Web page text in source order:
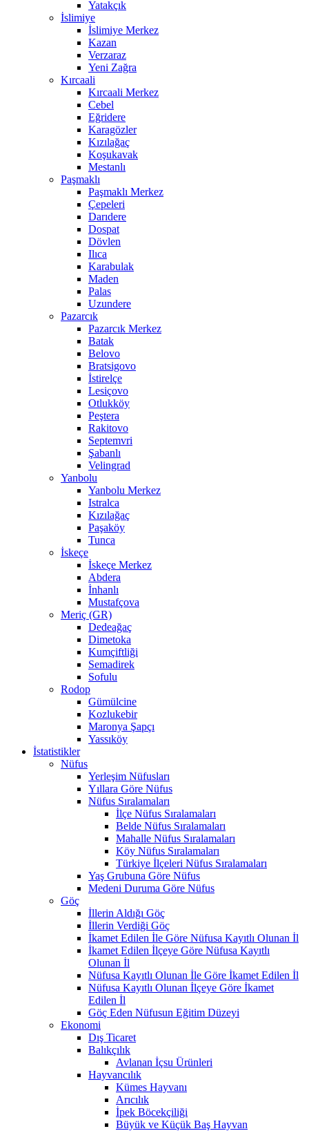
Yatakçık
İslimiye
İslimiye Merkez
Kazan
Verzaraz
Yeni Zağra
Kırcaali
Kırcaali Merkez
Cebel
Eğridere
Karagözler
Kızılağaç
Koşukavak
Mestanlı
Paşmaklı
Paşmaklı Merkez
Çepeleri
Darıdere
Dospat
Dövlen
Ilıca
Karabulak
Maden
Palas
Uzundere
Pazarcık
Pazarcık Merkez
Batak
Belovo
Bratsigovo
İstirelçe
Lesiçovo
Otlukköy
Peştera
Rakitovo
Septemvri
Şabanlı
Velingrad
Yanbolu
Yanbolu Merkez
Istralca
Kızılağaç
Paşaköy
Tunca
İskeçe
İskeçe Merkez
Abdera
İnhanlı
Mustafçova
Meriç (GR)
Dedeağaç
Dimetoka
Kumçiftliği
Semadirek
Sofulu
Rodop
Gümülcine
Kozlukebir
Maronya Şapçı
Yassıköy
İstatistikler
Nüfus
Yerleşim Nüfusları
Yıllara Göre Nüfus
Nüfus Sıralamaları
İlçe Nüfus Sıralamaları
Belde Nüfus Sıralamaları
Mahalle Nüfus Sıralamaları
Köy Nüfus Sıralamaları
Türkiye İlçeleri Nüfus Sıralamaları
Yaş Grubuna Göre Nüfus
Medeni Duruma Göre Nüfus
Göç
İllerin Aldığı Göç
İllerin Verdiği Göç
İkamet Edilen İle Göre Nüfusa Kayıtlı Olunan İl
İkamet Edilen İlçeye Göre Nüfusa Kayıtlı
Olunan İl
Nüfusa Kayıtlı Olunan İle Göre İkamet Edilen İl
Nüfusa Kayıtlı Olunan İlçeye Göre İkamet
Edilen İl
Göç Eden Nüfusun Eğitim Düzeyi
Ekonomi
Dış Ticaret
Balıkçılık
Avlanan İçsu Ürünleri
Hayvancılık
Kümes Hayvanı
Arıcılık
İpek Böcekçiliği
Büyük ve Küçük Baş Hayvan